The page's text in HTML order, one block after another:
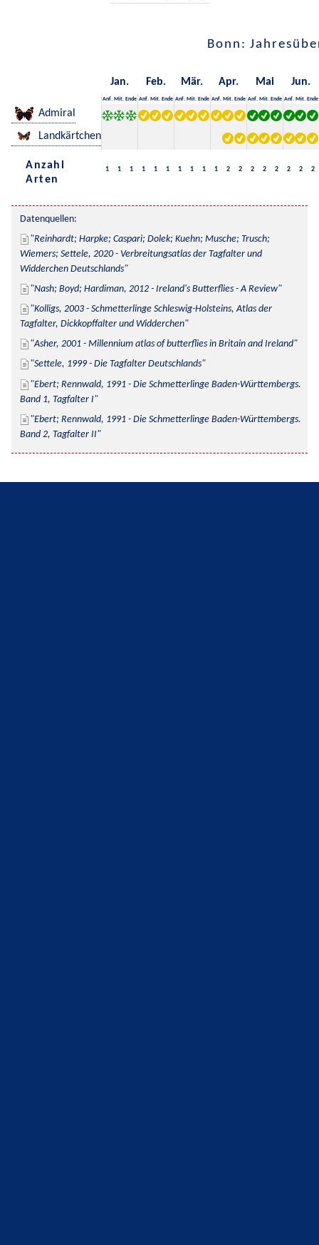
Bonn:
Jan. Feb. Mär. Apr. Mai Jun.
Anf. Mit. Ende Anf. Mit. Ende Anf. Mit. Ende Anf. Mit. Ende Anf. Mit. Ende Anf. Mit. Ende
Admiral
Landkärtchen
Anzahl
Arten
1 1 1 1 1 1 1 1 1 1 2 2 2 2 2 2 2 2
Datenquellen:
Reinhardt; Harpke; Caspari; Dolek; Kuehn; Musche; Trusch;
Wiemers; Settele, 2020 - Verbreitungsatlas der Tagfalter und
Widderchen Deutschlands
Nash; Boyd; Hardiman, 2012 - Ireland's Butterflies - A Review
Kolligs, 2003 - Schmetterlinge Schleswig-Holsteins, Atlas der
Tagfalter, Dickkopffalter und Widderchen
Asher, 2001 - Millennium atlas of butterflies in Britain and Ireland
Settele, 1999 - Die Tagfalter Deutschlands
Ebert; Rennwald, 1991 - Die Schmetterlinge Baden-Württembergs.
Band 1, Tagfalter I
Ebert; Rennwald, 1991 - Die Schmetterlinge Baden-Württembergs.
Band 2, Tagfalter II